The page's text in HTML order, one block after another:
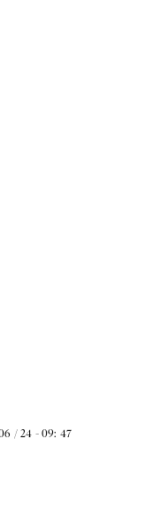
/ 24 - 09: 47